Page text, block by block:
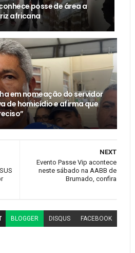
posse de área a
africana
em nomeação do servidor
de homicídio e afirma que
NEXT
Evento Passe Vip acontece
neste sábado na AABB de
Brumado, confira
BLOGGER DISQUS FACEBOOK